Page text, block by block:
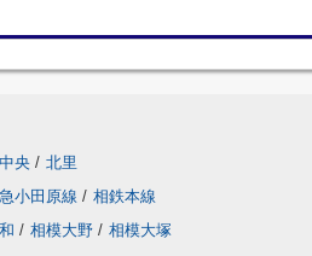
中央 / 北里
小田原線 / 相鉄本線
/ 相模大野 / 相模大塚